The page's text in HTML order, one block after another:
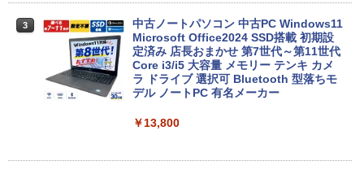
るーとゅーす コードレス ENCノイズキャン
セリング 自動ペアリング Type-C充電 マイク
付き 防水 タッチ式音量調整 スポーツ/通勤/通
学/WEB会議(ホワイト)
￥1,964
BUGS LIFE
￥1,117
コカ・コーラ やかんの麦茶 from 爽健美茶 ラ
￥572
スーパーの裏でヤニ吸うふたり 9巻 (デジタル
版ビッグガンガンコミックス)
￥810
3
中古ノートパソコン 中古PC Windows11
Microsoft Office2024 SSD搭載 初期設
定済み 店長おまかせ 第7世代～第11世代
Core i3/i5 大容量 メモリー テンキ カメ
ラ ドライブ 選択可 Bluetooth 型落ちモ
デル ノートPC 有名メーカー
￥13,800